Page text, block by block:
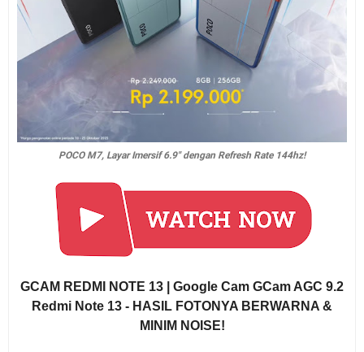
POCO M7, Layar Imersif 6.9" dengan Refresh Rate 144hz!
GCAM REDMI NOTE 13 | Google Cam GCam AGC 9.2
Redmi Note 13 - HASIL FOTONYA BERWARNA &
MINIM NOISE!